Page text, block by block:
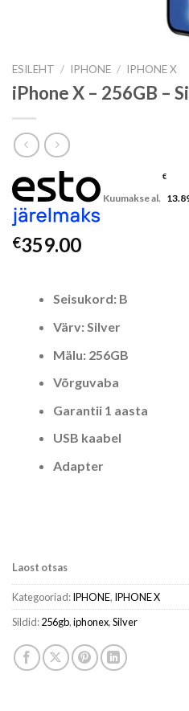
ESILEHT / IPHONE / IPHONE X
iPhone X – 256GB –
Kuumakse al.
€
€359.00
Seisukord: B
Värv: Silver
Mälu: 256GB
Võrguvaba
Garantii 1 aasta
USB kaabel
Adapter
Laost otsas
Kategooriad:IPHONE, IPHONE X
Sildid:256gb,iphonex,Silver